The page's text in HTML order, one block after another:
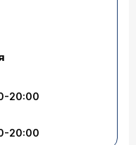
20:00
20:00